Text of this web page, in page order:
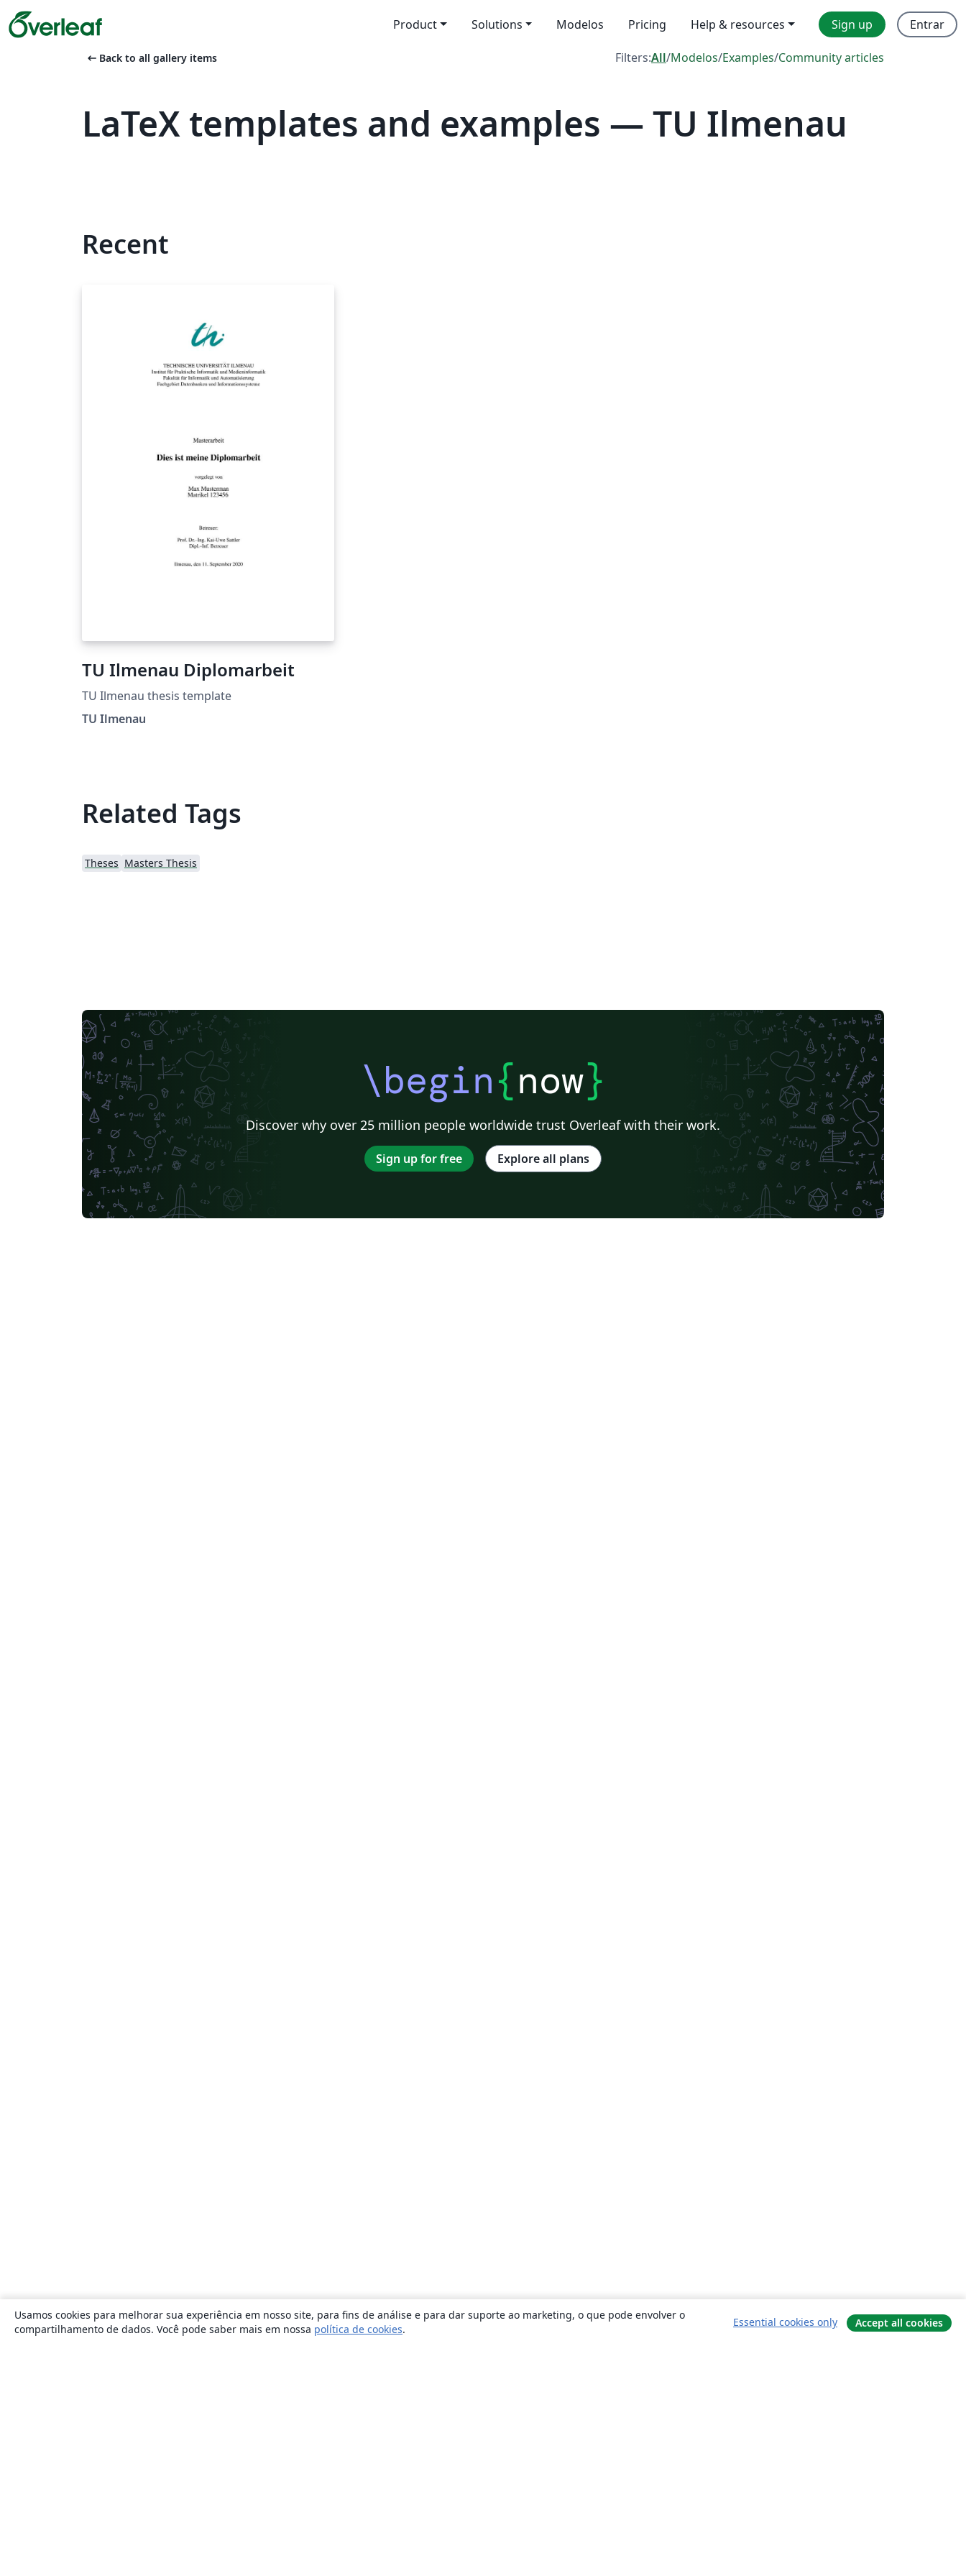
Product Solutions Modelos Pricing Help & resources Sign up Entrar
arrow_left_alt Back to all gallery items Filters:All/Modelos/Examples/Community articles
LaTeX templates and examples — TU Ilmenau
Recent
TU Ilmenau Diplomarbeit
TU Ilmenau thesis template
TU Ilmenau
Related Tags
Theses Masters Thesis
\begin{now}
Discover why over 25 million people worldwide trust Overleaf with their work.
Sign up for free Explore all plans
Usamos cookies para melhorar sua experiência em nosso site, para fins de análise e para dar suporte ao marketing, o que pode envolver o
compartilhamento de dados. Você pode saber mais em nossa política de cookies.
Essential cookies only Accept all cookies